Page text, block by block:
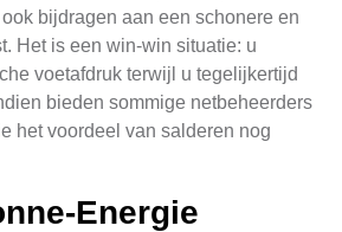
bijdragen aan een schonere en
Het is een win-win situatie: u
voetafdruk terwijl u tegelijkertijd
bieden sommige netbeheerders
het voordeel van salderen nog
Energie